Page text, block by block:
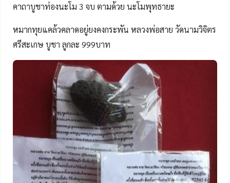
คาถาบูชาท่องนะโม 3 จบ ตามด้วย นะโมพุทธายะ
หมากทุยแคล้วคลาดอยู่ยงคงกระพัน หลวงพ่อสาย วัดนามวิจิตร
ศรีสะเกษ บูชา ลูกละ 999บาท